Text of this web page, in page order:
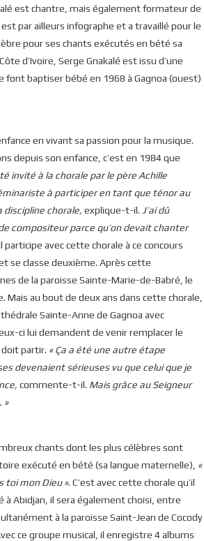
est chantre, mais également formateur de
par ailleurs infographe et a travaillé pour le
pour ses chants exécutés en bété sa
d’Ivoire, Serge Gnakalé est issu d’une
font baptiser bébé en 1968 à Gagnoa (ouest)
en vivant sa passion pour la musique.
depuis son enfance, c’est en 1984 que
invité à la chorale par le père Achille
à participer en tant que ténor au
discipline chorale, explique-t-il. J’ai dû
compositeur parce qu’on devait chanter
avec cette chorale à ce concours
se classe deuxième. Après cette
de la paroisse Sainte-Marie-de-Babré, le
Mais au bout de deux ans dans cette chorale,
Sainte-Anne de Gagnoa avec
ci lui demandent de venir remplacer le
partir. « Ça a été une autre étape
devenaient sérieuses vu que celui que je
commente-t-il. Mais grâce au Seigneur
»
chants dont les plus célèbres sont
exécuté en bété (sa langue maternelle), «
toi mon Dieu ». C’est avec cette chorale qu’il
Abidjan, il sera également choisi, entre
à la paroisse Saint-Jean de Cocody
ce groupe musical, il enregistre 4 albums